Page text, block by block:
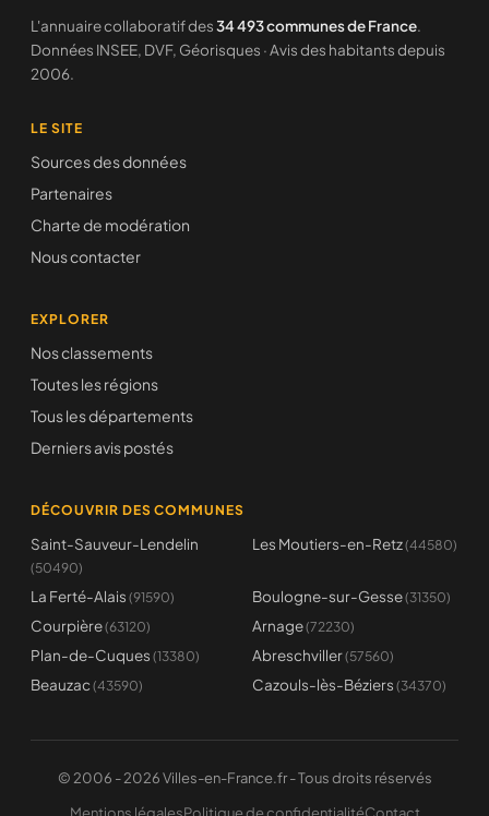
L'annuaire collaboratif des34 493 communes de France.
Données INSEE, DVF, Géorisques · Avis des habitants depuis
2006.
LE SITE
Sources des données
Partenaires
Charte de modération
Nous contacter
EXPLORER
Nos classements
Toutes les régions
Tous les départements
Derniers avis postés
DÉCOUVRIR DES COMMUNES
Saint-Sauveur-Lendelin
(50490)
Les Moutiers-en-Retz(44580)
La Ferté-Alais (91590) Boulogne-sur-Gesse(31350)
Courpière(63120) Arnage(72230)
Plan-de-Cuques (13380) Abreschviller(57560)
Beauzac (43590) Cazouls-lès-Béziers (34370)
© 2006 - 2026 Villes-en-France.fr - Tous droits réservés